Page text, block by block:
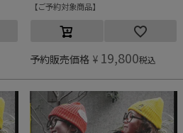
ご予約対象商品
予約販売価格 ¥ 19,800税込